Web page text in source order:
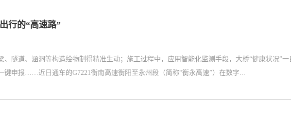
行的“高速路”
隧道、涵洞等构造绘物制得精准生动；施工过程中，应用智能化监测手段，大桥“健康状况”一
申报……近日通车的G7221衡南高速衡阳至永州段（简称“衡永高速”）在数字...